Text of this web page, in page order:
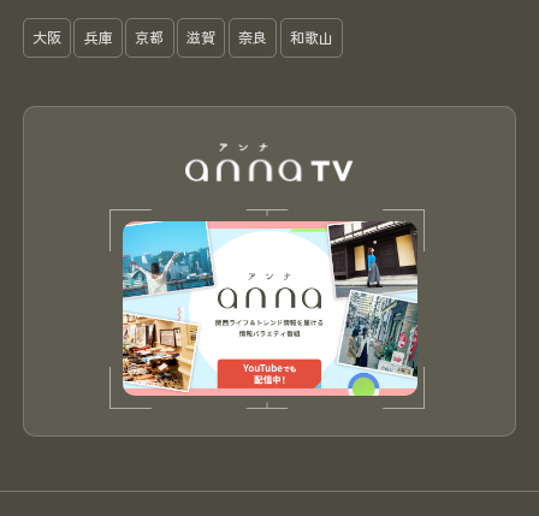
大阪 兵庫 京都 滋賀 奈良 和歌山